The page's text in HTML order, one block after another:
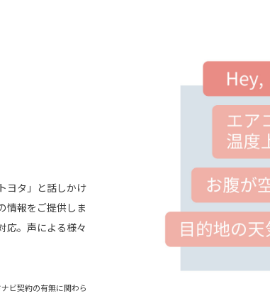
ヨタ」と話しかけ
情報をご提供しま
応。声による様々
ビ契約の有無に関わら